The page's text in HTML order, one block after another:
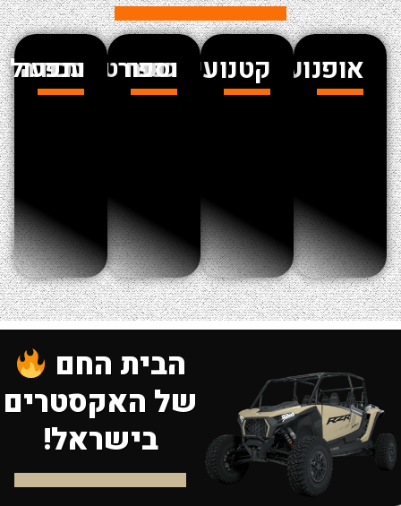
קטנועיםרכבי שטח וספורט רכבי עבודה ותפעול
הבית החם
של האקסטרים
בישראל!